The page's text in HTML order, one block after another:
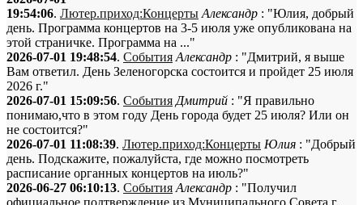
19:54:06. Лютер.приход:Концерты Александр : "Юлия, добрый
день. Программа концертов на 3-5 июля уже опубликована на
этой страничке. Программа на ..."
2026-07-01 19:48:54. События Александр : "Дмитрий, я выше
Вам ответил. День Зеленогорска состоится и пройдет 25 июля
2026 г."
2026-07-01 15:09:56. События Дмитрий : "Я правильно
понимаю,что в этом году День города будет 25 июля? Или он
не состоится?"
2026-07-01 11:08:39. Лютер.приход:Концерты Юлия : "Добрый
день. Подскажите, пожалуйста, где можно посмотреть
расписание органных концертов на июль?"
2026-06-27 06:10:13. События Александр : "Получил
официальное подтверждение из Муниципального Совета г.